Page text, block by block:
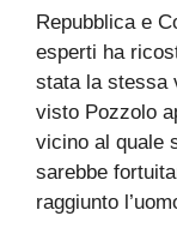
Repubblica e
esperti ha
stata la stessa
visto Pozzolo
vicino al quale
sarebbe
raggiunto